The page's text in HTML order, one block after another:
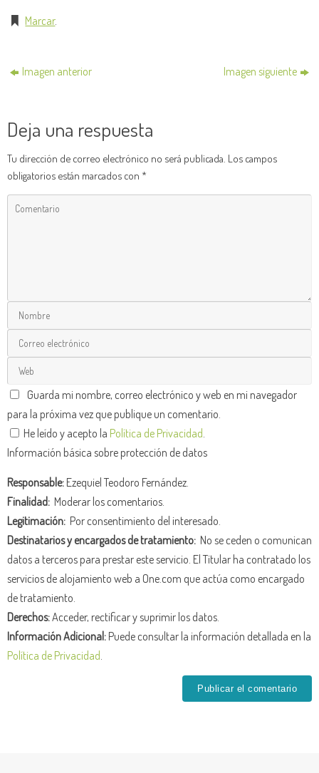
Marcar.
Imagen anterior Imagen siguiente
Deja una respuesta
Tu dirección de correo electrónico no será publicada. Los campos
obligatorios están marcados con *
Guarda mi nombre, correo electrónico y web en mi navegador
para la próxima vez que publique un comentario.
He leído y acepto la Política de Privacidad
Información básica sobre protección de datos
Responsable:Ezequiel Teodoro Fernández.
Finalidad: Moderar los comentarios.
Legitimación: Por consentimiento del interesado.
Destinatarios y encargados de tratamiento: No se ceden o comunican
datos a terceros para prestar este servicio. El Titular ha contratado los
servicios de alojamiento web a One.com que actúa como encargado
de tratamiento.
Derechos:Acceder, rectificar y suprimir los datos.
Información Adicional:Puede consultar la información detallada en la
Política de Privacidad